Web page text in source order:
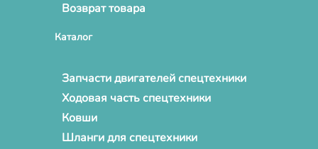
Возврат товара
Каталог
Запчасти двигателей спецтехники
Ходовая часть спецтехники
Ковши
Шланги для спецтехники